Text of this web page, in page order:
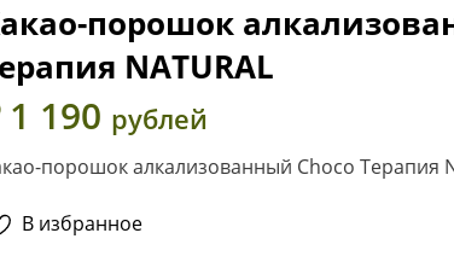
порошок
NATURAL
1 190 рублей
порошок алкализованный Choco Терапия
В избранное